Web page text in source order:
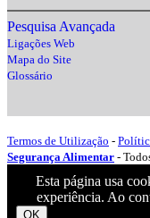
Pesquisa Avançada
Ligações Web
Mapa do Site
Glossário
Termos de Utilização -
Segurança Alimentar -
Esta página usa
experiência. Ao
OK